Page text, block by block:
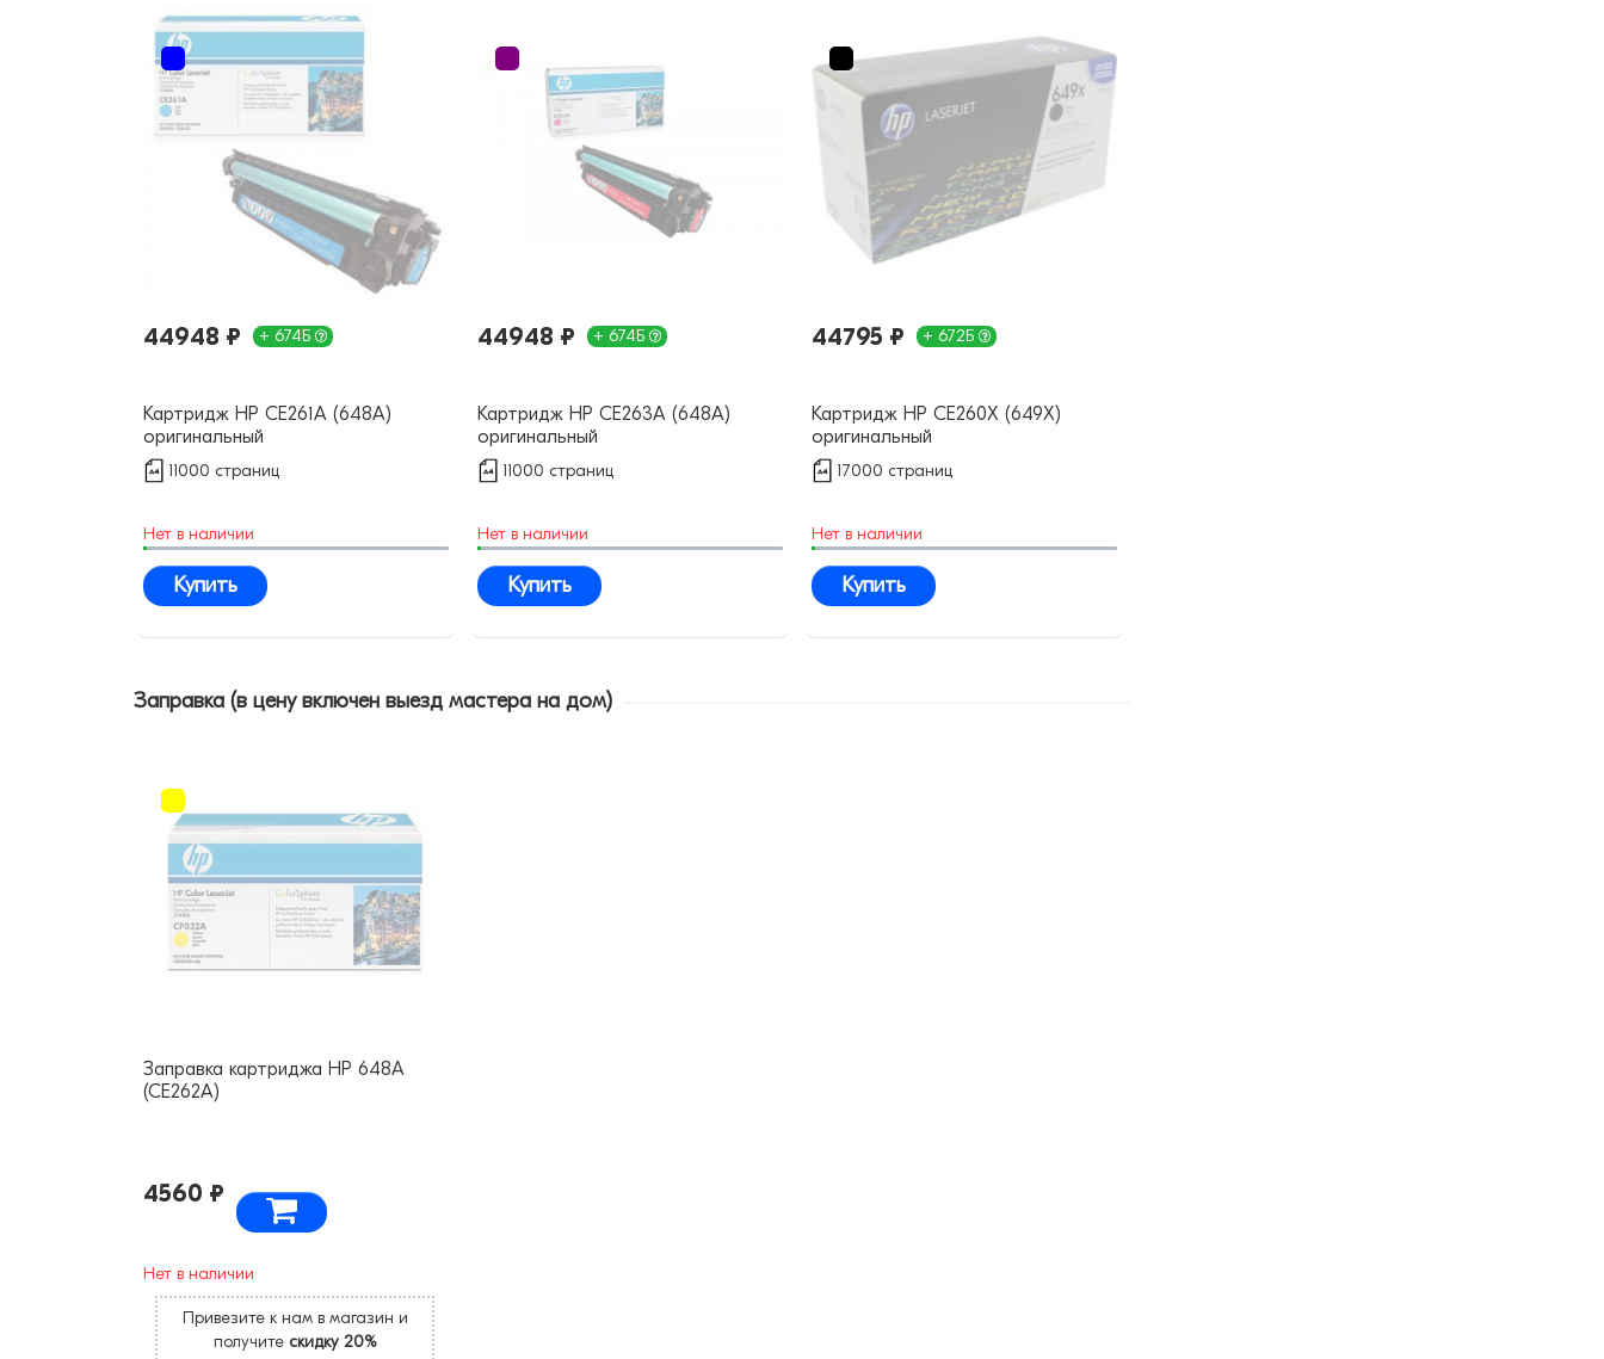
44948 ₽ + 674Б
Картридж HP CE261A (648A)
оригинальный
11000 страниц
Нет в наличии
Купить
44948 ₽ + 674Б
Картридж HP CE263A (648A)
оригинальный
11000 страниц
Нет в наличии
Купить
44795 ₽ + 672Б
Картридж HP CE260X (649X)
оригинальный
17000 страниц
Нет в наличии
Купить
Заправка (в цену включен выезд мастера на дом)
Заправка картриджа HP 648A
(CE262A)
4560 ₽
Нет в наличии
Привезите к нам в магазин и
получите скидку 20%